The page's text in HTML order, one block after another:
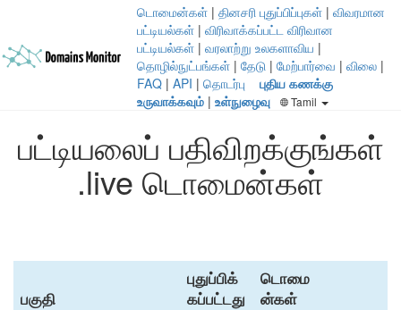
டொமைன்கள் | தினசரி புதுப்பிப்புகள் | விவரமான
பட்டியல்கள் | விரிவாக்கப்பட்ட விரிவான
பட்டியல்கள் | வரலாற்று உலகளாவிய |
தொழில்நுட்பங்கள் | தேடு | மேற்பார்வை | விலை |
FAQ | API | தொடர்பு
புதிய கணக்கு
உருவாக்கவும் | உள்நுழைவு Tamil
பட்டியலைப் பதிவிறக்குங்கள்
.live டொமைன்கள்
பகுதி
புதுப்பிக்
கப்பட்டது
டொமை
ன்கள்